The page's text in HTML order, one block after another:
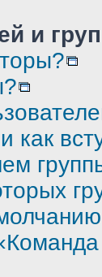
и
как